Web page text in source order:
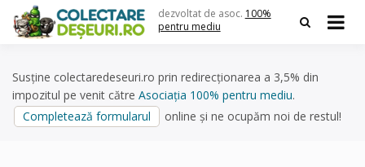
content
dezvoltat de asoc. 100%
pentru mediu
Susține colectaredeseuri.ro prin redirecționarea a 3,5% din
impozitul pe venit către Asociația 100% pentru mediu.
Completează formularul
online și ne ocupăm noi de restul!